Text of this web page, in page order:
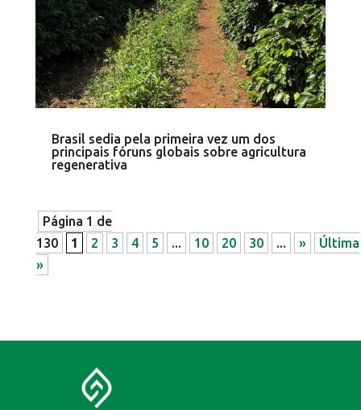
Brasil sedia pela primeira vez um dos
principais fóruns globais sobre agricultura
regenerativa
Página 1 de
130
1 2 3 4 5 ... 10 20 30 ... »
Última
»